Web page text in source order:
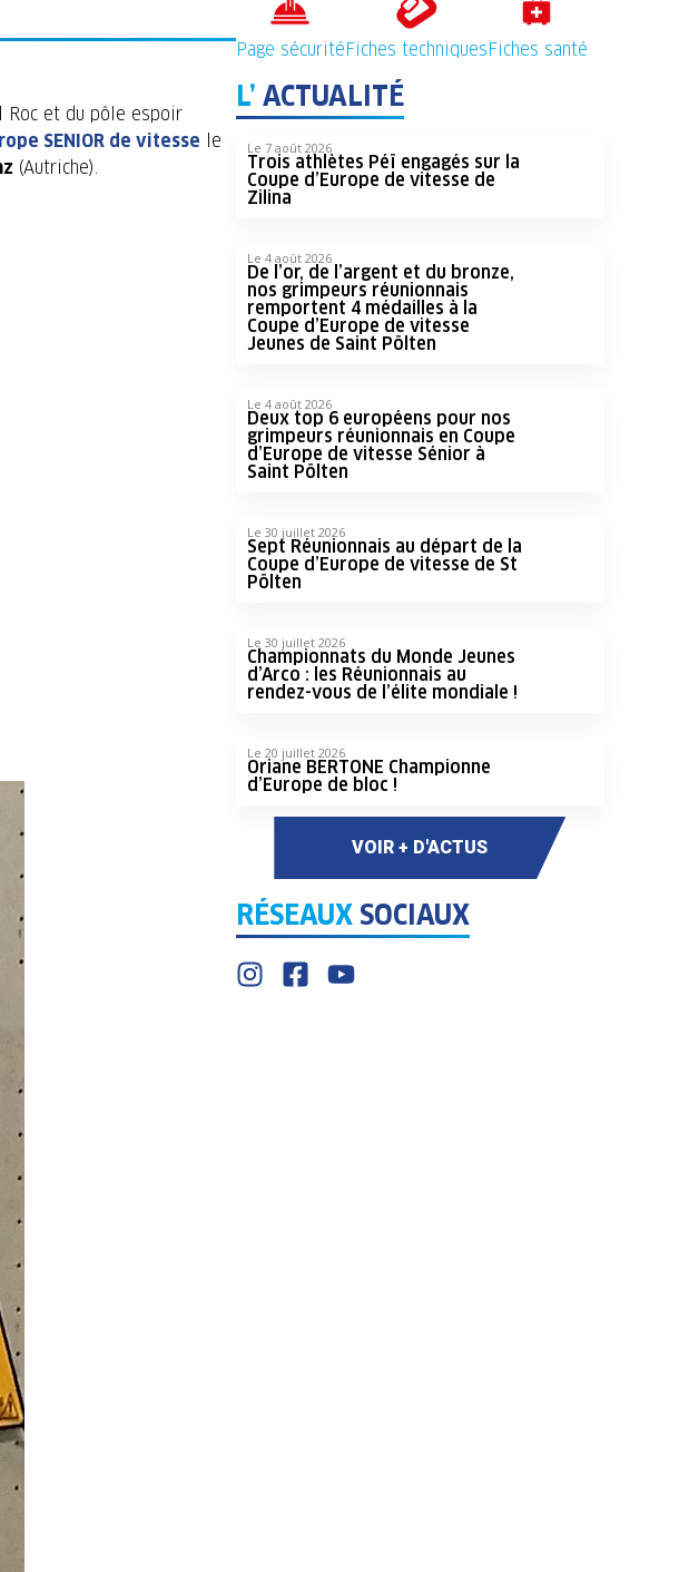
Roc et du pôle espoir
SENIOR de vitesse le
(Autriche).
Page sécuritéFiches techniquesFiches santé
L’ ACTUALITÉ
Le 7 août 2026
Trois athlètes Péï engagés sur la
Coupe d’Europe de vitesse de
Zilina
Le 4 août 2026
De l’or, de l’argent et du bronze,
nos grimpeurs réunionnais
remportent 4 médailles à la
Coupe d’Europe de vitesse
Jeunes de Saint Pölten
Le 4 août 2026
Deux top 6 européens pour nos
grimpeurs réunionnais en Coupe
d’Europe de vitesse Sénior à
Saint Pölten
Le 30 juillet 2026
Sept Réunionnais au départ de la
Coupe d’Europe de vitesse de St
Pölten
Le 30 juillet 2026
Championnats du Monde Jeunes
d’Arco : les Réunionnais au
rendez-vous de l’élite mondiale !
Le 20 juillet 2026
Oriane BERTONE Championne
d’Europe de bloc !
VOIR + D'ACTUS
RÉSEAUXSOCIAUX